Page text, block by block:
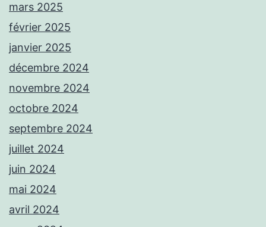
mars 2025
février 2025
janvier 2025
décembre 2024
novembre 2024
octobre 2024
septembre 2024
juillet 2024
juin 2024
mai 2024
avril 2024